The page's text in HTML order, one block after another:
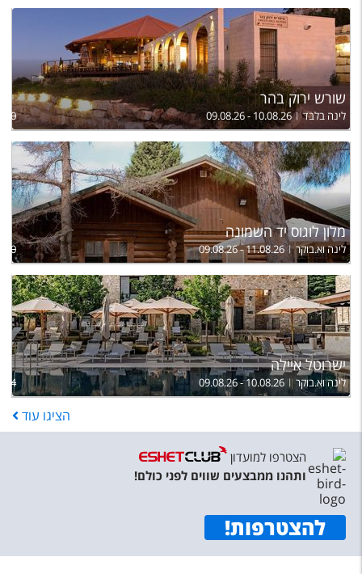
שורש ירוק בהר
לינה בלבד 09.08.26 - 10.08.26
מלון לוגוס יד השמונה
לינה וא.בוקר 09.08.26 - 11.08.26
890
ישרוטל איילה
לינה וא.בוקר 09.08.26 - 10.08.26
הציגו עוד
הצטרפו למועדון
ותהנו ממבצעים שווים לפני כולם!
להצטרפות!